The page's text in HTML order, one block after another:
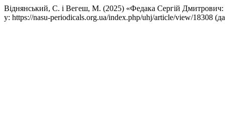
Віднянський, С. і Вегеш, М. (2025) «Федака Сергій
у: https://nasu-periodicals.org.ua/index.php/uhj/article/view/18308